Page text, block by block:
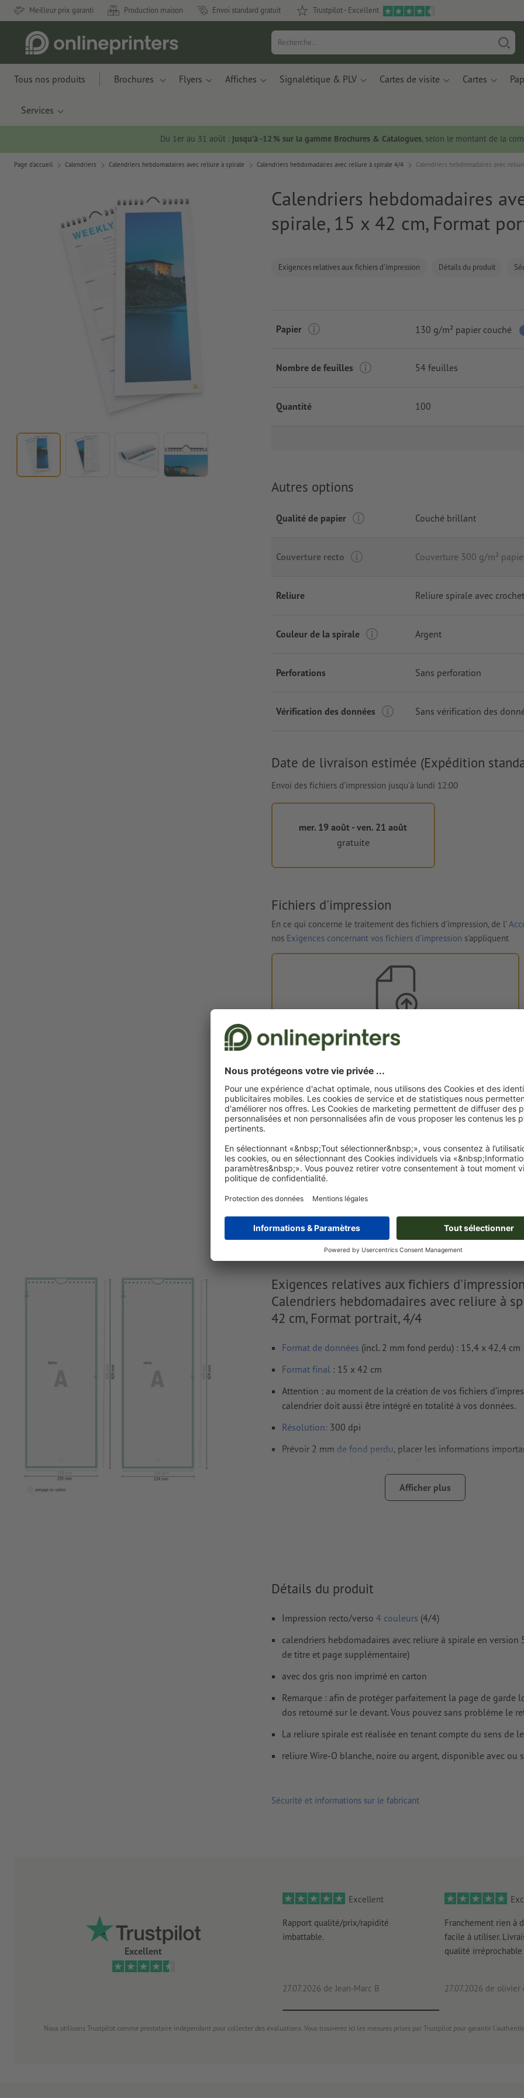
Meilleur prix garanti Production maison Envoi standard gratuit Trustpilot - Excellent
Tous nos produits Brochures Flyers Affiches Signalétique & PLV Cartes de visite Cartes
Services
Du 1er au 31 août : jusqu’à -12 % sur la gamme Brochures & Catalogues, selon le montant de la
Page d'accueil Calendriers Calendriers hebdomadaires avec reliure à spirale Calendriers hebdomadaires avec reliure à spirale 4/4 Calendriers hebdomadaires avec
Calendriers hebdomadaires
spirale, 15 x 42 cm, Format
Exigences relatives aux fichiers d'impression Détails du produit
Papier 130 g/m² papier couché
Nombre de feuilles 54 feuilles
Quantité 100
Autres options
Qualité de papier Couché brillant
Couverture recto Couverture 300 g/m²
Reliure Reliure spirale avec crochet
Couleur de la spirale Argent
Perforations Sans perforation
Vérification des données Sans vérification des
Date de livraison estimée (Expédition
Envoi des fichiers d'impression jusqu'à lundi 12:00
mer. 19 août - ven. 21 août
gratuite
Fichiers d'impression
En ce qui concerne le traitement des fichiers d'impression, de l'
nos Exigences concernant vos fichiers d'impression s'appliquent
Vos fichiers d'impression
Vous pouvez télécharger vos fichiers d'impression avant ou
Je dépose mes fichiers
mer. 19 août - ven. 21 août
Poids: env.48,77 kg
Exigences relatives aux fichiers d'impression
Calendriers hebdomadaires avec reliure à
42 cm, Format portrait, 4/4
Format de données (incl. 2 mm fond perdu) : 15,4 x 42,4 cm
Format final : 15 x 42 cm
Attention : au moment de la création de vos fichiers
calendrier doit aussi être intégré en totalité à vos données.
Résolution: 300 dpi
Prévoir 2 mm de fond perdu, placer les informations
doivent être incorporées ou les
Le contenu deschamps de formulairesera imprimé
Comment créer correctement des fichiers d'impression?
Afficher plus
Détails du produit
Impression recto/verso 4 couleurs (4/4)
calendriers hebdomadaires avec reliure à spirale en
de titre et page supplémentaire)
avec dos gris non imprimé en carton
Remarque : afin de protéger parfaitement la page de
dos retourné sur le devant. Vous pouvez sans problème le
La reliure spirale est réalisée en tenant compte du sens de
reliure Wire-O blanche, noire ou argent, disponible avec
Sécurité et informations sur le fabricant
Excellent
Excellent
Rapport qualité/prix/rapidité
imbattable.
27.07.2026 de Jean-Marc B
Franchement rien à
facile à utiliser.
qualité irréprochable
27.07.2026 de olivier
Nous utilisons Trustpilot comme prestataire indépendant pour collecter des évaluations. Vous trouverez ici les mesures prises par Trustpilot pour garantir